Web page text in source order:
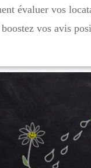
évaluer vos
vos avis